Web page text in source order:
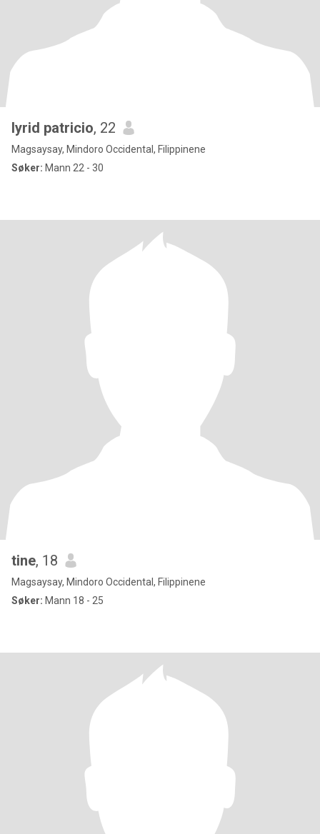
lyrid patricio, 22
Magsaysay, Mindoro Occidental, Filippinene
Søker: Mann 22 - 30
tine, 18
Magsaysay, Mindoro Occidental, Filippinene
Søker: Mann 18 - 25